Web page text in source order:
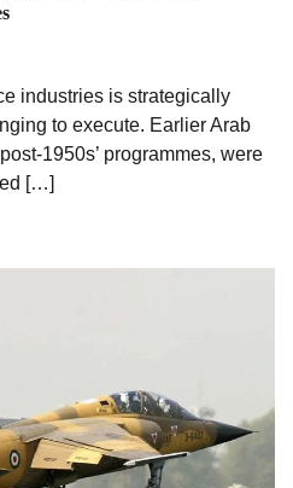
industries is strategically
to execute. Earlier Arab
1950s’ programmes, were
[…]